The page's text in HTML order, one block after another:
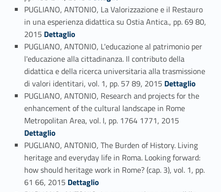
PUGLIANO, ANTONIO, La Valorizzazione e il Restauro
in una esperienza didattica su Ostia Antica., pp. 69 80,
2015 Link identifier #identifier_person_133159-70
Dettaglio
PUGLIANO, ANTONIO, L'educazione al patrimonio per
l'educazione alla cittadinanza. Il contributo della
didattica e della ricerca universitaria alla trasmissione
di valori identitari, vol. 1, pp. 57 89, 2015 Link identifier #identifier_person_29507-71
Dettaglio
PUGLIANO, ANTONIO, Research and projects for the
enhancement of the cultural landscape in Rome
Metropolitan Area, vol. I, pp. 1764 1771, 2015
Dettaglio
PUGLIANO, ANTONIO, The Burden of History. Living
heritage and everyday life in Roma. Looking forward:
how should heritage work in Rome? (cap. 3), vol. 1, pp.
61 66, 2015 Link identifier #identifier_person_177258-73
Dettaglio